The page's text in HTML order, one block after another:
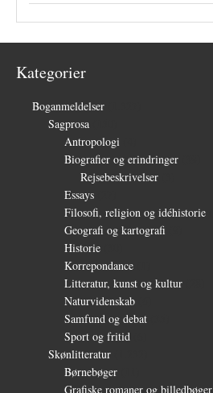
Kategorier
Boganmeldelser
Sagprosa
Antropologi
Biografier og erindringer
Rejsebeskrivelser
Essays
Filosofi, religion og idéhistorie
Geografi og kartografi
Historie
Korrepondance
Litteratur, kunst og kultur
Naturvidenskab
Samfund og debat
Sport og fritid
Skønlitteratur
Børnebøger
Grafiske romaner og billedbøger